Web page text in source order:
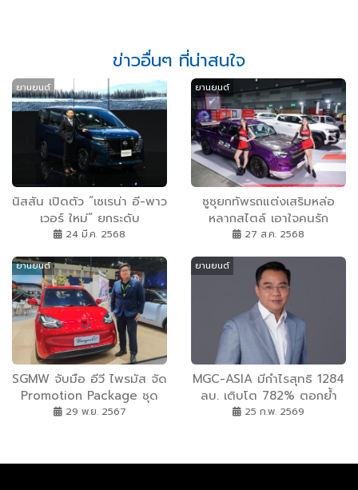
ข่าวอื่นๆ ที่น่าสนใจ
ยานยนต์
นิสสัน เปิดตัว “เซเรน่า อี-พาว
เวอร์ ใหม่” ยกระดับ
ประสบการณ์การขับขี่ กับ
โจทย์ครอบครัวนักเดินทางทุก
ไลฟ์สไตล์
24 มี.ค. 2568
ยานยนต์
ซูซุยกทัพรถแต่งเสริมหล่อ
หลากสไตล์ เอาใจคนรัก
สปอร์ตเรซซิ่ง ในงาน
2025”
27 ส.ค. 2568
ยานยนต์
SGMW จับมือ อีวี ไพรมัส จัด
Promotion Package ชุด
ใหญ่ใน Motor Expo 2024
29 พ.ย. 2567
ยานยนต์
MGC-ASIA มีกำไรสุทธิ 1284
ลบ. เติบโต 782% ตอกย้ำ
การเข้าสู่รอบเติบโตใหม่ จ่าย
บาท คิดเป็น Dividend Yield
25 ก.พ. 2569